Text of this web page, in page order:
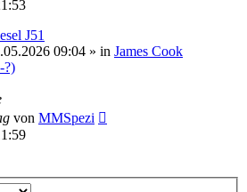
J51
09:04 » in James Cook
?)
von MMSpezi